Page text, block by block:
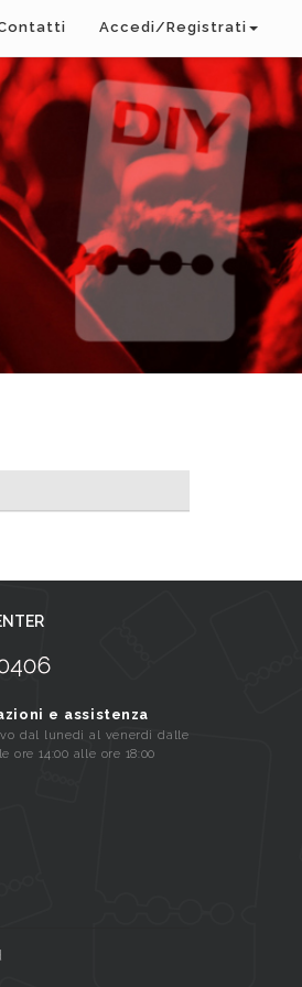
Accedi/Registrati
e assistenza
dal lunedi al venerdi dalle
ore 14:00 alle ore 18:00